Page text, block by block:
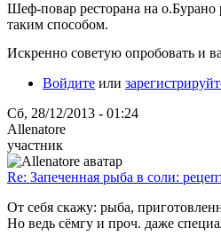
Шеф-повар ресторана на о.Бурано
таким способом.
Искренно советую опробовать и
Войдите или
Сб, 28/12/2013 - 01:24
Allenatore
участник
Re: Запеченная рыба в соли:
От себя скажу: рыба,
Но ведь сёмгу и проч. даже